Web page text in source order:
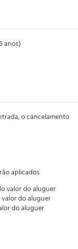
anos)
o cancelamento
aplicados
valor do aluguer
valor do aluguer
do aluguer